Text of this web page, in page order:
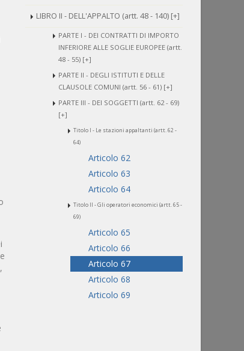
LIBRO II - DELL'APPALTO (artt. 48 - 140) [+]
PARTE I - DEI CONTRATTI DI IMPORTO
INFERIORE ALLE SOGLIE EUROPEE (artt.
48 - 55) [+]
PARTE II - DEGLI ISTITUTI E DELLE
CLAUSOLE COMUNI (artt. 56 - 61) [+]
PARTE III - DEI SOGGETTI (artt. 62 - 69)
[+]
Titolo I - Le stazioni appaltanti (artt. 62 -
64)
Articolo 62
Articolo 63
Articolo 64
Titolo II - Gli operatori economici (artt. 65 -
69)
Articolo 65
Articolo 66
Articolo 67
Articolo 68
Articolo 69